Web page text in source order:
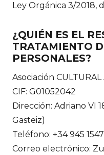
Ley Orgánica 3/2018,
¿QUIÉN ES EL
TRATAMIENTO
PERSONALES?
Asociación
CIF: G01052042
Dirección: Adriano VI
Gasteiz)
Teléfono: +34 945
Correo electrónico: